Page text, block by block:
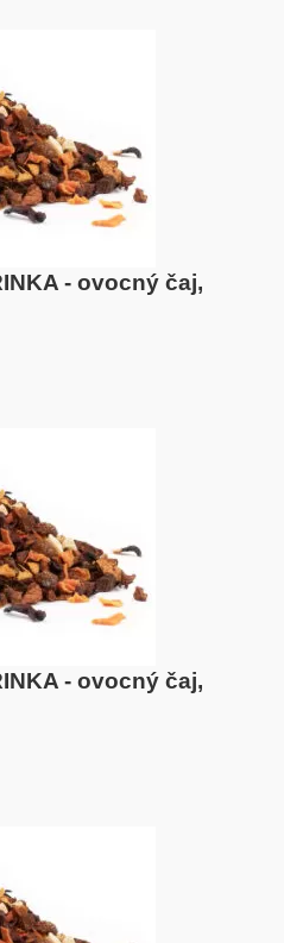
- ovocný čaj,
- ovocný čaj,